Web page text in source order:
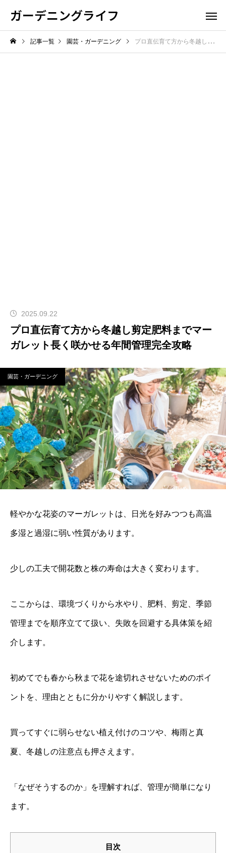
ガーデニングライフ
記事一覧 園芸・ガーデニング プロ直伝育て方から冬越し剪定肥料までマーガレット長く咲かせる年間管理完全攻略
2025.09.22
プロ直伝育て方から冬越し剪定肥料までマー
ガレット長く咲かせる年間管理完全攻略
園芸・ガーデニング
軽やかな花姿のマーガレットは、日光を好みつつも高温
多湿と過湿に弱い性質があります。
少しの工夫で開花数と株の寿命は大きく変わります。
ここからは、環境づくりから水やり、肥料、剪定、季節
管理までを順序立てて扱い、失敗を回避する具体策を紹
介します。
初めてでも春から秋まで花を途切れさせないためのポイ
ントを、理由とともに分かりやすく解説します。
買ってすぐに弱らせない植え付けのコツや、梅雨と真
夏、冬越しの注意点も押さえます。
「なぜそうするのか」を理解すれば、管理が簡単になり
ます。
目次